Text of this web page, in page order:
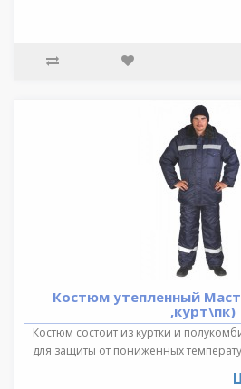
Костюм утепленный
,курт\пк)
Костюм состоит из куртки и
для защиты от пониженных